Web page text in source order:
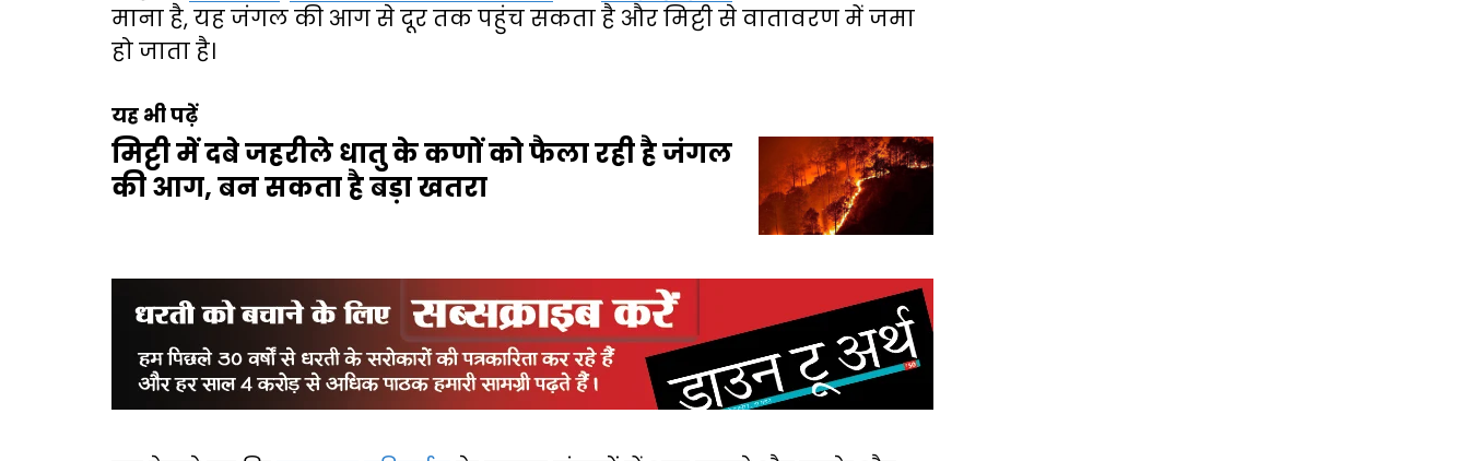
माना है, यह जंगल की आग से दूर तक पहुंच सकता है और मिट्टी से वातावरण में जमा
हो जाता है।
यह भी पढ़ें
मिट्टी में दबे जहरीले धातु के कणों को फैला रही है जंगल
की आग, बन सकता है बड़ा खतरा